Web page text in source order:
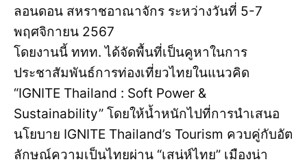
ลอนดอน สหราชอาณาจักร ระหว่างวันที่ 5-7
พฤศจิกายน 2567
โดยงานนี้ ททท. ได้จัดพื้นที่เป็นคูหาในการ
ประชาสัมพันธ์การท่องเที่ยวไทยในแนวคิด
“IGNITE Thailand : Soft Power &
Sustainability” โดยให้น้ำหนักไปที่การนำเสนอ
นโยบาย IGNITE Thailand’s Tourism ควบคู่กับอัต
ลักษณ์ความเป็นไทยผ่าน “เสน่ห์ไทย” เมืองน่า